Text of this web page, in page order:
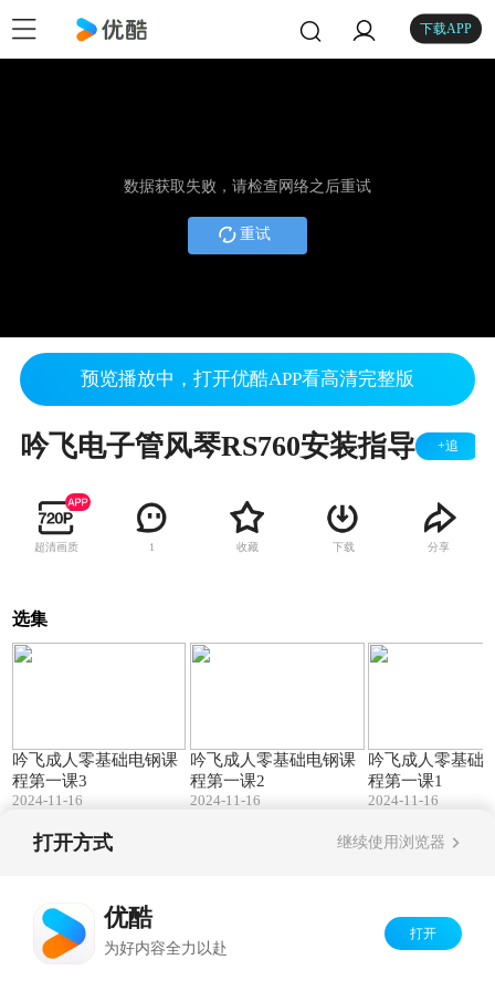
下载APP
数据获取失败，请检查网络之后重试
重试
预览播放中，打开优酷APP看高清完整版
吟飞电子管风琴RS760安装指导 +追
超清画质 1 收藏 下载 分享
选集
吟飞成人零基础电钢课
程第一课3
2024-11-16
吟飞成人零基础电钢课
程第一课2
2024-11-16
吟飞成人零基础
程第一课1
2024-11-16
打开方式 继续使用浏览器
优酷
为好内容全力以赴
打开